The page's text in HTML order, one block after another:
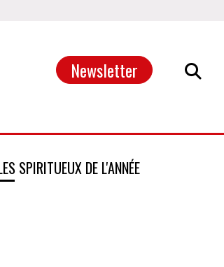
Newsletter
SPIRITUEUX DE L'ANNÉE